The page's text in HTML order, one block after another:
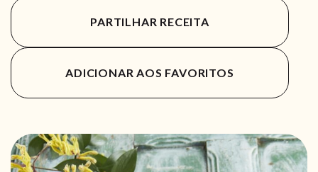
PARTILHAR RECEITA
ADICIONAR AOS FAVORITOS